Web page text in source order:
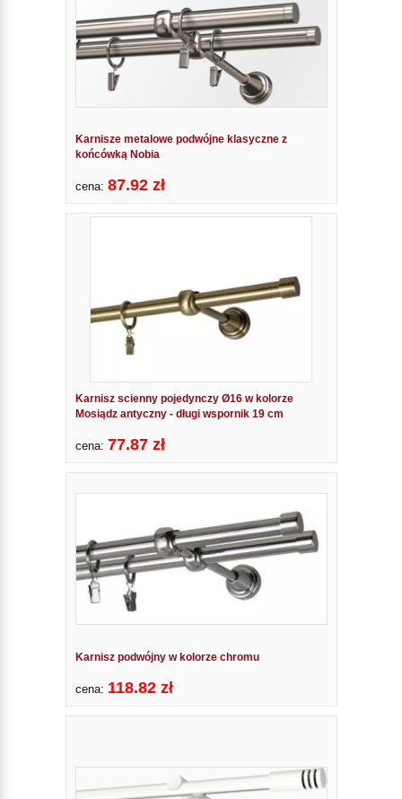
Karnisze metalowe podwójne klasyczne z
końcówką Nobia
cena: 87.92 zł
Karnisz scienny pojedynczy Ø16 w kolorze
Mosiądz antyczny - długi wspornik 19 cm
cena: 77.87 zł
Karnisz podwójny w kolorze chromu
cena: 118.82 zł